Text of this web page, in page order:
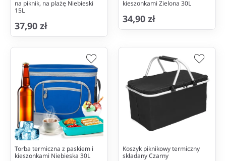
na piknik, na plażę Niebieski
15L
37,90 zł
kieszonkami Zielona 30L
34,90 zł
Torba termiczna z paskiem i
kieszonkami Niebieska 30L
Koszyk piknikowy termiczny
składany Czarny